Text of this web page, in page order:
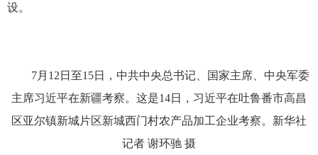
设。
7月12日至15日，中共中央总书记、国家主席、中央军委
主席习近平在新疆考察。这是14日，习近平在吐鲁番市高昌
区亚尔镇新城片区新城西门村农产品加工企业考察。新华社
记者 谢环驰 摄